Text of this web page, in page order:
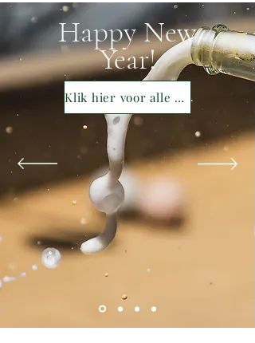
Happy New
Year!
Klik hier voor alle oud & nieuw tips